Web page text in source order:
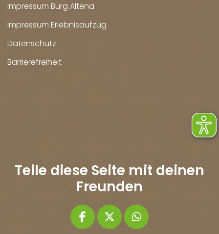
Impressum Burg Altena
Impressum Erlebnisaufzug
Datenschutz
Barrierefreiheit
Teile diese Seite mit deinen
Freunden